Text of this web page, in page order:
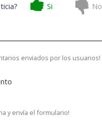
Si No
enviados por los usuarios!
y envía el formulario!